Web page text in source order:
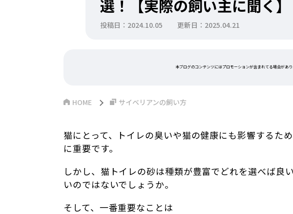
選！【実際の飼い主に聞く】
投稿日：2024.10.05 更新日：2025.04.21
本ブログのコンテンツにはプロモーションが含まれてる場合があ
HOME サイベリアンの飼い方
猫にとって、トイレの臭いや猫の健康にも影響するた
に重要です。
しかし、猫トイレの砂は種類が豊富でどれを選べば良
いのではないでしょうか。
そして、一番重要なことは